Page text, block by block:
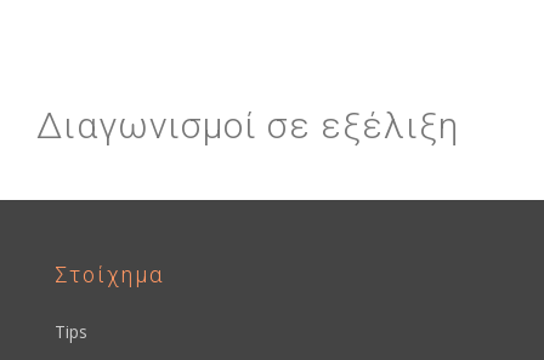
Διαγωνισμοί σε εξέλιξη
Στοίχημα
Tips